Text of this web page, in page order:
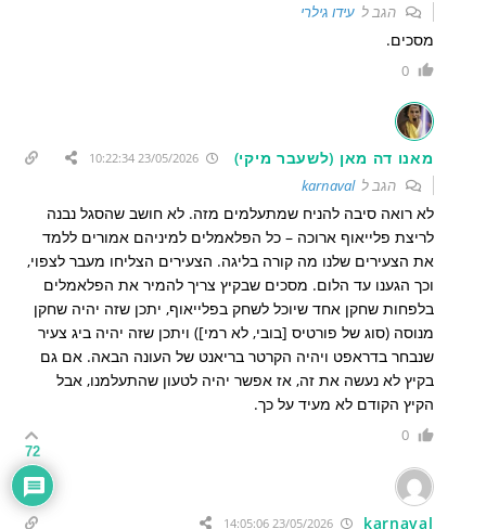
הגב לעידו גילרי
מסכים.
0
מאנו דה מאן (לשעבר מיקי) 23/05/2026 10:22:34
הגב לkarnaval
לא רואה סיבה להניח שמתעלמים מזה. לא חושב שהסגל נבנה
לריצת פלייאוף ארוכה – כל הפלאמלים למיניהם אמורים ללמד
את הצעירים שלנו מה קורה בליגה. הצעירים הצליחו מעבר לצפוי,
וכך הגענו עד הלום. מסכים שבקיץ צריך להמיר את הפלאמלים
בלפחות שחקן אחד שיוכל לשחק בפלייאוף, יתכן שזה יהיה שחקן
מנוסה (סוג של פורטיס [בובי, לא רמי]) ויתכן שזה יהיה ביג צעיר
שנבחר בדראפט ויהיה הקרטר בריאנט של העונה הבאה. אם גם
בקיץ לא נעשה את זה, אז אפשר יהיה לטעון שהתעלמנו, אבל
הקיץ הקודם לא מעיד על כך.
0
karnaval
23/05/2026 14:05:06
72